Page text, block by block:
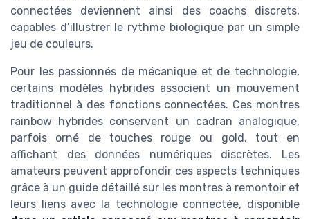
connectées deviennent ainsi des coachs discrets,
capables d’illustrer le rythme biologique par un simple
jeu de couleurs.
Pour les passionnés de mécanique et de technologie,
certains modèles hybrides associent un mouvement
traditionnel à des fonctions connectées. Ces montres
rainbow hybrides conservent un cadran analogique,
parfois orné de touches rouge ou gold, tout en
affichant des données numériques discrètes. Les
amateurs peuvent approfondir ces aspects techniques
grâce à un guide détaillé sur les montres à remontoir et
leurs liens avec la technologie connectée, disponible